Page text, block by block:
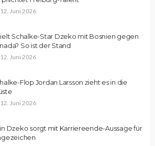
12. Juni 2026
Schalke-Star Dzeko mit Bosnien gegen
So ist der Stand
12. Juni 2026
Flop Jordan Larsson zieht es in die
12. Juni 2026
Dzeko sorgt mit Karriereende-Aussage für